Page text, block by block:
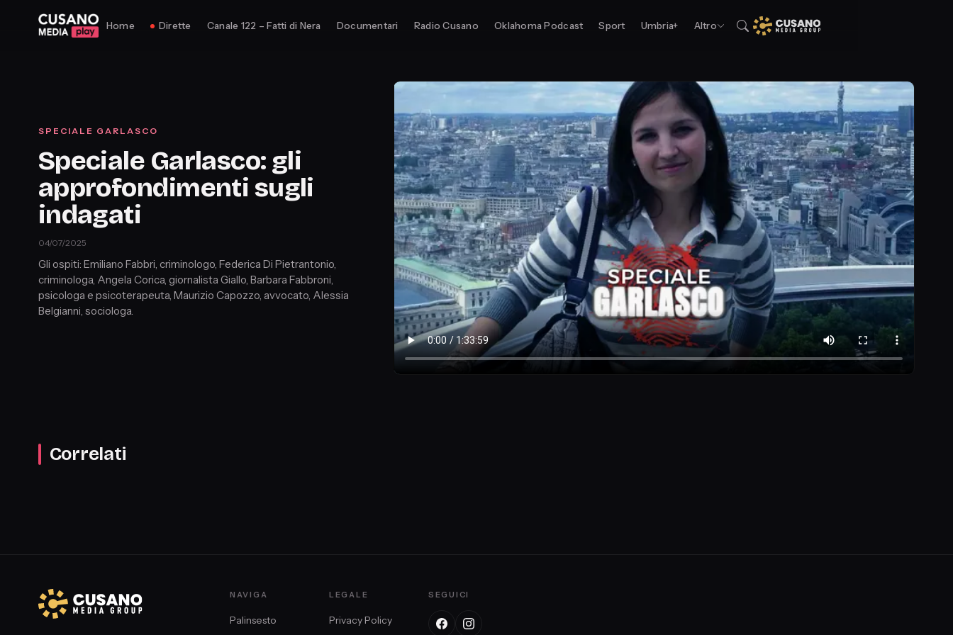
Home Dirette Canale 122 – Fatti di Nera Documentari Radio Cusano Oklahoma Podcast Sport Umbria+ Altro
SPECIALE GARLASCO
Speciale Garlasco: gli
approfondimenti sugli
indagati
04/07/2025
Gli ospiti: Emiliano Fabbri, criminologo, Federica Di Pietrantonio,
criminologa, Angela Corica, giornalista Giallo, Barbara Fabbroni,
psicologa e psicoterapeuta, Maurizio Capozzo, avvocato, Alessia
Belgianni, sociologa.
Correlati
NAVIGA
Palinsesto
LEGALE
Privacy Policy
SEGUICI